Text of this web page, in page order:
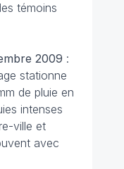
témoins
2009 :
stationne
de pluie en
intenses
ville et
avec